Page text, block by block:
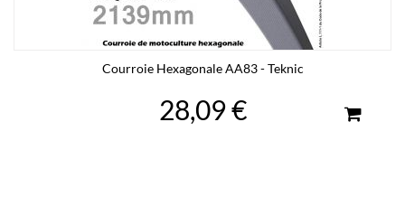
Courroie Hexagonale AA83 - Teknic
28,09 €